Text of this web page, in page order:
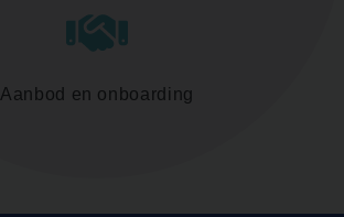
Aanbod en onboarding